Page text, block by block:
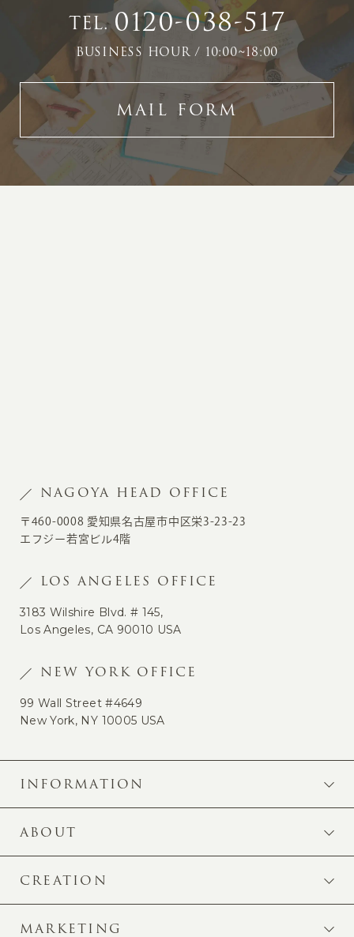
TEL.0120-038-517
BUSINESS HOUR / 10:00~18:00
MAIL FORM
NAGOYA HEAD OFFICE
〒460-0008 愛知県名古屋市中区栄3-23-23
エフジー若宮ビル4階
LOS ANGELES OFFICE
3183 Wilshire Blvd. # 145,
Los Angeles, CA 90010 USA
NEW YORK OFFICE
99 Wall Street #4649
New York, NY 10005 USA
INFORMATION
ABOUT
CREATION
MARKETING